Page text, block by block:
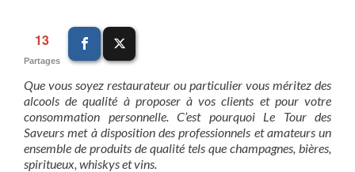
13
Partages
Que vous soyez restaurateur ou particulier vous méritez des
alcools de qualité à proposer à vos clients et pour votre
consommation personnelle. C’est pourquoi Le Tour des
Saveurs met à disposition des professionnels et amateurs un
ensemble de produits de qualité tels que champagnes, bières,
spiritueux, whiskys et vins.